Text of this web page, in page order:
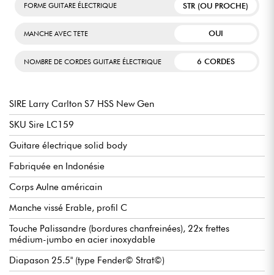
FORME GUITARE ÉLECTRIQUE STR (OU PROCHE)
MANCHE AVEC TETE OUI
NOMBRE DE CORDES GUITARE ÉLECTRIQUE 6 CORDES
SIRE Larry Carlton S7 HSS New Gen
SKU Sire LC159
Guitare électrique solid body
Fabriquée en Indonésie
Corps Aulne américain
Manche vissé Erable, profil C
Touche Palissandre (bordures chanfreinées), 22x frettes
médium-jumbo en acier inoxydable
Diapason 25.5" (type Fender© Strat©)